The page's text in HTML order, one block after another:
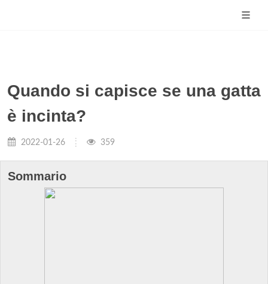
Quando si capisce se una gatta
è incinta?
2022-01-26 359
Sommario